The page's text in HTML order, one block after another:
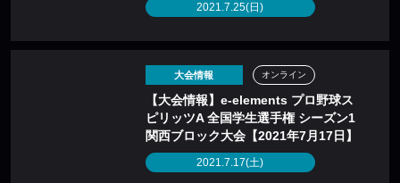
2021.7.25(日)
大会情報
【大会情報】e-elements プロ野球ス
ピリッツA 全国学生選手権 シーズン1
関西ブロック大会【2021年7月17日】
2021.7.17(土)
オンライン